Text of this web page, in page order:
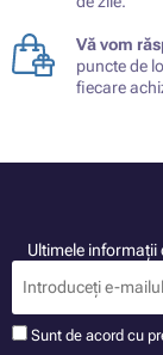
Vă vom
puncte de
fiecare
Ultimele
Sunt de acord cu